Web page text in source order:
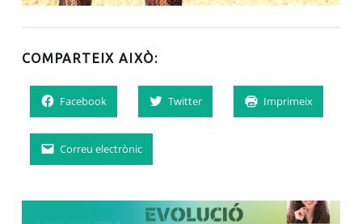
COMPARTEIX AIXÒ:
Facebook Twitter Imprimeix
Correu electrònic
NAVEGACIÓ D'ENTRADES